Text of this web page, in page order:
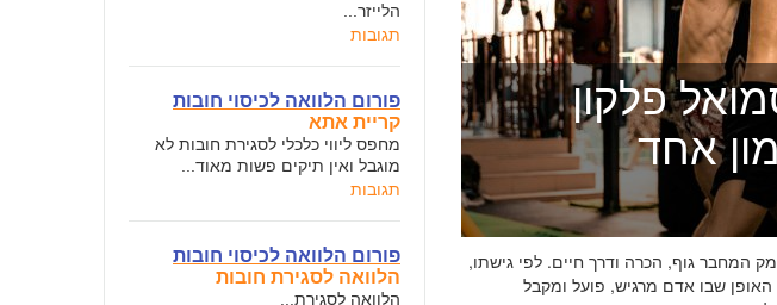
פלקון
אחד
המחבר גוף, הכרה ודרך חיים. לפי גישתו,
שבו אדם מרגיש, פועל ומקבל
הלייזר...
תגובות
פורום הלוואה לכיסוי חובות
קריית אתא
מחפס ליווי כלכלי לסגירת חובות לא
מוגבל ואין תיקים פשות מאוד...
תגובות
פורום הלוואה לכיסוי חובות
הלוואה לסגירת חובות
הלוואה לסגירת...